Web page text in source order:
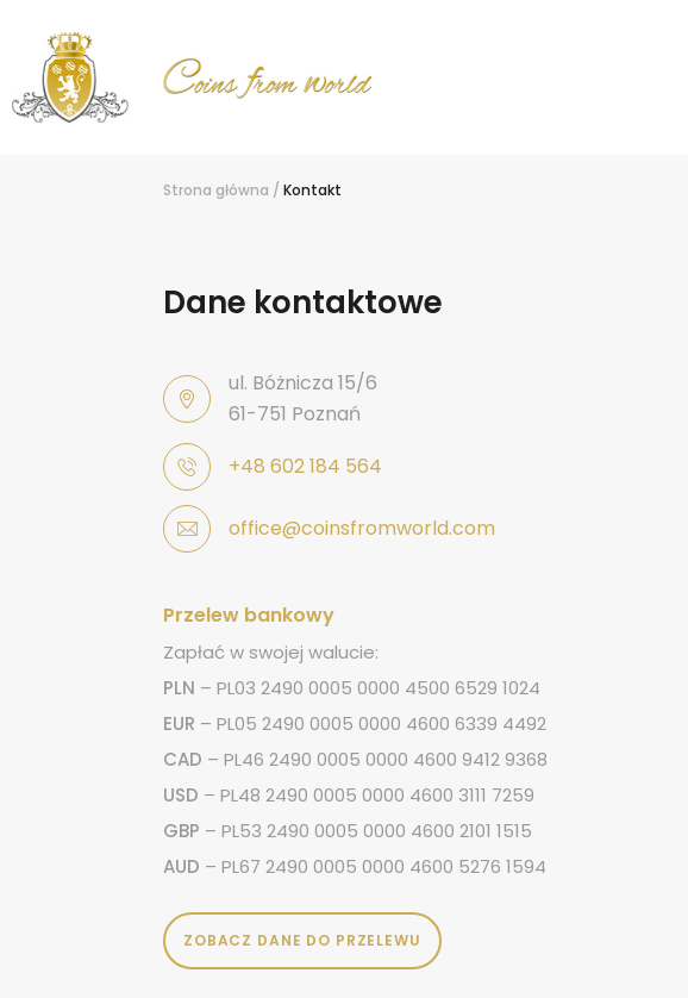
Strona główna / Kontakt
Dane kontaktowe
ul. Bóżnicza 15/6
61-751 Poznań
+48 602 184 564
office@coinsfromworld.com
Przelew bankowy
Zapłać w swojej walucie:
PLN – PL03 2490 0005 0000 4500 6529 1024
EUR – PL05 2490 0005 0000 4600 6339 4492
CAD – PL46 2490 0005 0000 4600 9412 9368
USD – PL48 2490 0005 0000 4600 3111 7259
GBP – PL53 2490 0005 0000 4600 2101 1515
AUD – PL67 2490 0005 0000 4600 5276 1594
ZOBACZ DANE DO PRZELEWU